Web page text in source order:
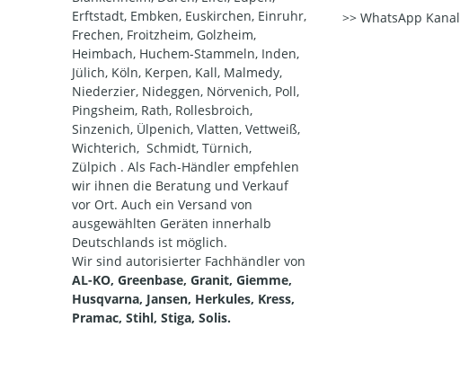
Erftstadt, Embken, Euskirchen, Einruhr,
Frechen, Froitzheim, Golzheim,
Heimbach, Huchem-Stammeln, Inden,
Jülich, Köln, Kerpen, Kall, Malmedy,
Niederzier, Nideggen, Nörvenich, Poll,
Pingsheim, Rath, Rollesbroich,
Sinzenich, Ülpenich, Vlatten, Vettweiß,
Wichterich, Schmidt, Türnich,
Zülpich . Als Fach-Händler empfehlen
wir ihnen die Beratung und Verkauf
vor Ort. Auch ein Versand von
ausgewählten Geräten innerhalb
Deutschlands ist möglich.
Wir sind autorisierter Fachhändler von
AL-KO, Greenbase, Granit, Giemme,
Husqvarna, Jansen, Herkules, Kress,
Pramac, Stihl, Stiga, Solis.
WhatsApp Kanal